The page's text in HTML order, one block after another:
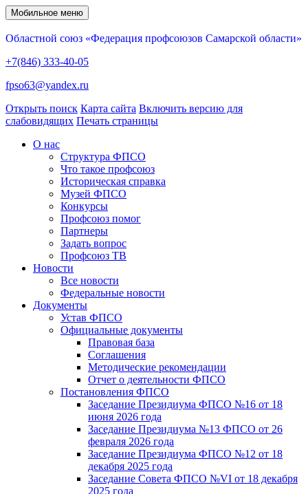
Мобильное меню
Областной союз «Федерация профсоюзов Самарской области»
+7(846) 333-40-05
fpso63@yandex.ru
Открыть поиск Карта сайта Включить версию для
слабовидящих Печать страницы
О нас
Структура ФПСО
Что такое профсоюз
Историческая справка
Музей ФПСО
Конкурсы
Профсоюз помог
Партнеры
Задать вопрос
Профсоюз ТВ
Новости
Все новости
Федеральные новости
Документы
Устав ФПСО
Официальные документы
Правовая база
Соглашения
Методические рекомендации
Отчет о деятельности ФПСО
Постановления ФПСО
Заседание Президиума ФПСО №16 от 18
июня 2026 года
Заседание Президиума №13 ФПСО от 26
февраля 2026 года
Заседание Президиума ФПСО №12 от 18
декабря 2025 года
Заседание Совета ФПСО №VI от 18 декабря
2025 года